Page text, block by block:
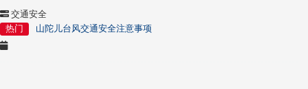
交通安全
热门
山陀儿台风交通安全注意事项